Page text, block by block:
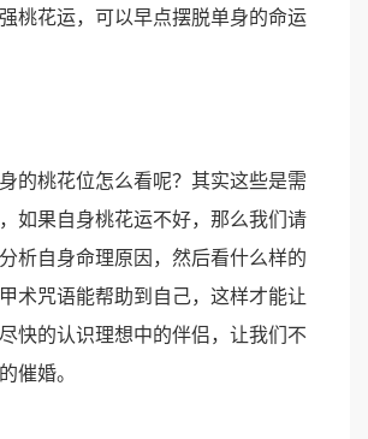
桃花运，可以早点摆脱单身的命运
桃花位怎么看呢？其实这些是需
如果自身桃花运不好，那么我们请
析自身命理原因，然后看什么样的
术咒语能帮助到自己，这样才能让
快的认识理想中的伴侣，让我们不
催婚。